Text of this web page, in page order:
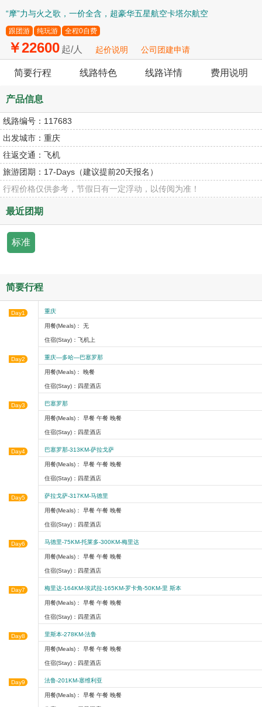
“摩”力与火之歌，一价全含，超豪华五星航空卡塔尔航空
跟团游 纯玩游 全程0自费
￥22600 起/人 起价说明 公司团建申请
简要行程 线路特色 线路详情 费用说明
产品信息
线路编号： 117683
出发城市： 重庆
往返交通： 飞机
旅游团期： 17-Days（建议提前20天报名）
行程价格仅供参考，节假日有一定浮动，以传阅为准！
最近团期
标准
简要行程
Day1 重庆
用餐(Meals)： 无
住宿(Stay)：飞机上
Day2 重庆—多哈—巴塞罗那
用餐(Meals)： 晚餐
住宿(Stay)：四星酒店
Day3 巴塞罗那
用餐(Meals)： 早餐 午餐 晚餐
住宿(Stay)：四星酒店
Day4 巴塞罗那-313KM-萨拉戈萨
用餐(Meals)： 早餐 午餐 晚餐
住宿(Stay)：四星酒店
Day5 萨拉戈萨-317KM-马德里
用餐(Meals)： 早餐 午餐 晚餐
住宿(Stay)：四星酒店
Day6 马德里-75KM-托莱多-300KM-梅里达
用餐(Meals)： 早餐 午餐 晚餐
住宿(Stay)：四星酒店
Day7 梅里达-164KM-埃武拉-165KM-罗卡角-50KM-里 斯本
用餐(Meals)： 早餐 午餐 晚餐
住宿(Stay)：四星酒店
Day8 里斯本-278KM-法鲁
用餐(Meals)： 早餐 午餐 晚餐
住宿(Stay)：四星酒店
Day9 法鲁-201KM-塞维利亚
用餐(Meals)： 早餐 午餐 晚餐